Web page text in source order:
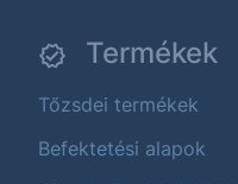
Termékek
Tőzsdei termékek
Befektetési alapok